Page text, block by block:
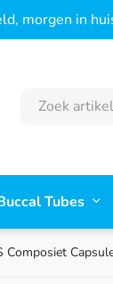
morgen in
Tubes
Composiet